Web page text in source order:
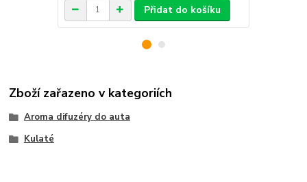
Přidat do košíku
Zboží zařazeno v kategoriích
Aroma difuzéry do auta
Kulaté